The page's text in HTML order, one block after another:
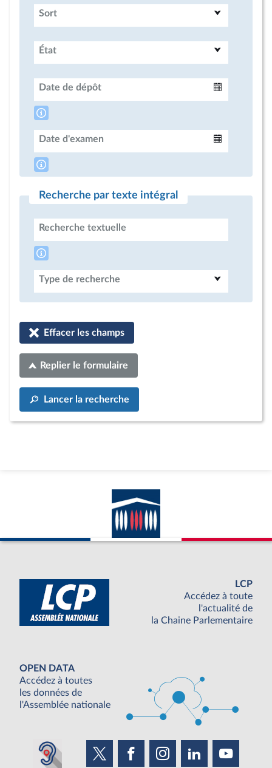
Sort
État
Date de dépôt
Date d'examen
Recherche par texte intégral
Recherche textuelle
Type de recherche
Effacer les champs
Replier le formulaire
Lancer la recherche
LCP
Accédez à toute
l'actualité de
la Chaine Parlementaire
OPEN DATA
Accédez à toutes
les données de
l'Assemblée nationale